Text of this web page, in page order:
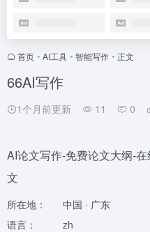
首页 • AI工具 • 智能写作 • 正文
66AI写作
1个月前更新 11 0
AI论文写作-免费论文大纲-
文
所在地：
中国 · 广东
语言：
zh